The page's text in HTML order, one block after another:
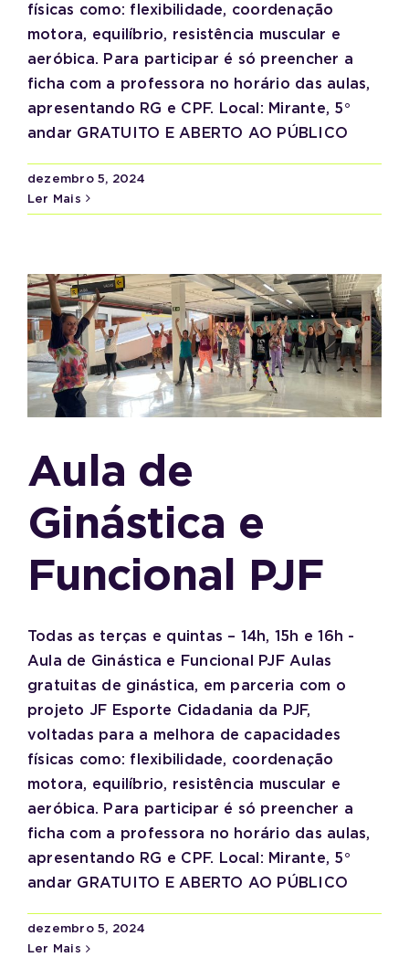
físicas como: flexibilidade, coordenação
motora, equilíbrio, resistência muscular e
aeróbica. Para participar é só preencher a
ficha com a professora no horário das aulas,
apresentando RG e CPF. Local: Mirante, 5°
andar GRATUITO E ABERTO AO PÚBLICO
dezembro 5, 2024
Ler Mais
Aula de
Ginástica e
Funcional PJF
Todas as terças e quintas – 14h, 15h e 16h -
Aula de Ginástica e Funcional PJF Aulas
gratuitas de ginástica, em parceria com o
projeto JF Esporte Cidadania da PJF,
voltadas para a melhora de capacidades
físicas como: flexibilidade, coordenação
motora, equilíbrio, resistência muscular e
aeróbica. Para participar é só preencher a
ficha com a professora no horário das aulas,
apresentando RG e CPF. Local: Mirante, 5°
andar GRATUITO E ABERTO AO PÚBLICO
dezembro 5, 2024
Ler Mais